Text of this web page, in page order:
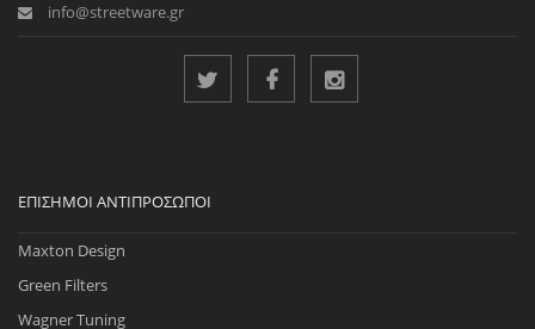
info@streetware.gr
ΕΠΊΣΗΜΟΙ ΑΝΤΙΠΡΌΣΩΠΟΙ
Maxton Design
Green Filters
Wagner Tuning